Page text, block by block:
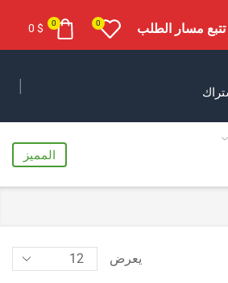
تتبع مسار الطلب 0
0
0 $
المميز
يعرض